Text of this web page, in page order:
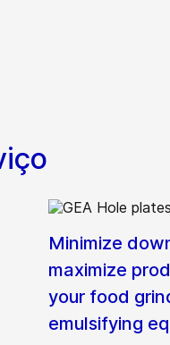
Minimize
maximize
your food
emulsifying